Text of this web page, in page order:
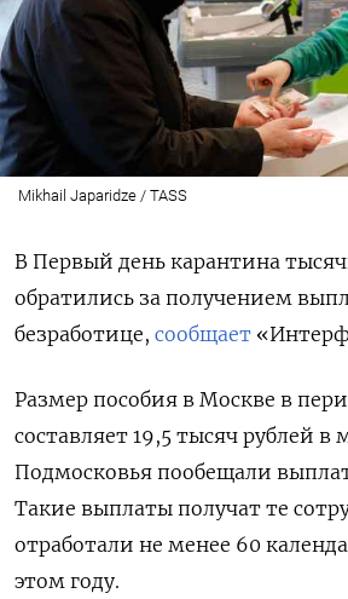
Mikhail Japaridze / TASS
В Первый день карантина
обратились за получением
безработице, сообщает
Размер пособия в Москве в
составляет 19,5 тысяч рублей в
Подмосковья пообещали
Такие выплаты получат те
отработали не менее 60
этом году.